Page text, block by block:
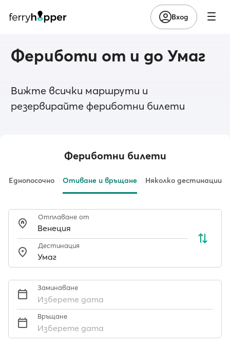
Вход
Фериботи от и до Умаг
Вижте всички маршрути и
резервирайте фериботни билети
Фериботни билети
Еднопосочно Отиване и връщане Няколко дестинации
Отплаване от
Дестинация
Заминаване
Изберете дата
Връщане
Изберете дата